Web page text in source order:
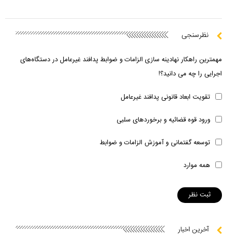
نظرسنجی
مهمترین راهکار نهادینه سازی الزامات و ضوابط پدافند غیرعامل در دستگاه‌های
اجرایی را چه می دانید؟!
تقویت ابعاد قانونی پدافند غیرعامل
ورود قوه قضائیه و برخوردهای سلبی
توسعه گفتمانی و آموزش الزامات و ضوابط
همه موارد
آخرین اخبار